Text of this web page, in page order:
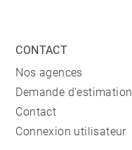
CONTACT
Nos agences
Demande d'estimation
Contact
Connexion utilisateur